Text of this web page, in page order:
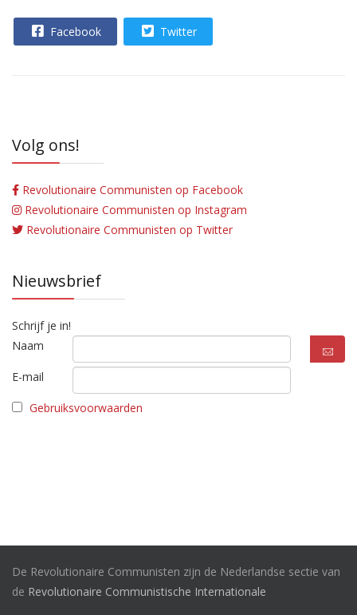
Facebook Twitter
Volg ons!
Revolutionaire Communisten op Facebook
Revolutionaire Communisten op Instagram
Revolutionaire Communisten op Twitter
Nieuwsbrief
Schrijf je in!
Naam
E-mail
Gebruiksvoorwaarden
De Revolutionaire Communisten zijn de Nederlandse sectie van
de Revolutionaire Communistische Internationale